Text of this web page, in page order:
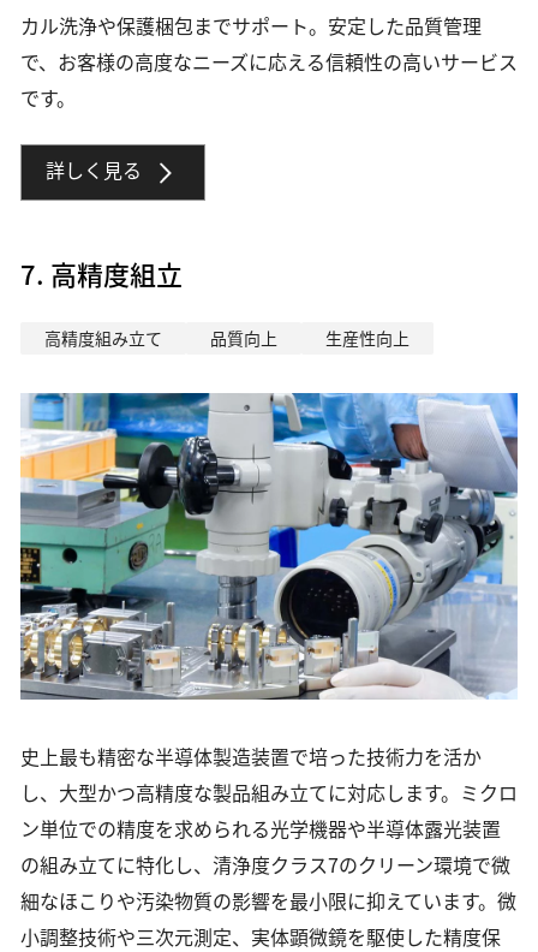
カル洗浄や保護梱包までサポート。安定した品質管理
で、お客様の高度なニーズに応える信頼性の高いサービス
です。
詳しく見る
7. 高精度組立
高精度組み立て 品質向上 生産性向上
史上最も精密な半導体製造装置で培った技術力を活か
し、大型かつ高精度な製品組み立てに対応します。ミクロ
ン単位での精度を求められる光学機器や半導体露光装置
の組み立てに特化し、清浄度クラス7のクリーン環境で微
細なほこりや汚染物質の影響を最小限に抑えています。微
小調整技術や三次元測定、実体顕微鏡を駆使した精度保